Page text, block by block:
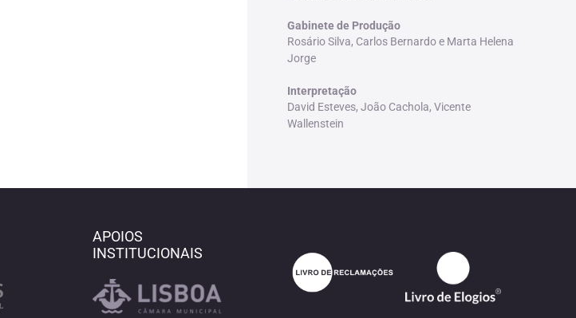
Gabinete de Produção
Rosário Silva, Carlos Bernardo e Marta Helena
Jorge
Interpretação
David Esteves, João Cachola, Vicente
Wallenstein
APOIOS
INSTITUCIONAIS